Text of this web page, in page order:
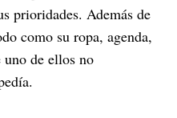
prioridades. Además de
como su ropa, agenda,
uno de ellos no